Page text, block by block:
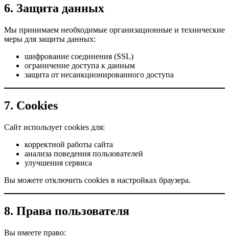
6. Защита данных
Мы принимаем необходимые организационные и технические
меры для защиты данных:
шифрование соединения (SSL)
ограничение доступа к данным
защита от несанкционированного доступа
7. Cookies
Сайт использует cookies для:
корректной работы сайта
анализа поведения пользователей
улучшения сервиса
Вы можете отключить cookies в настройках браузера.
8. Права пользователя
Вы имеете право: